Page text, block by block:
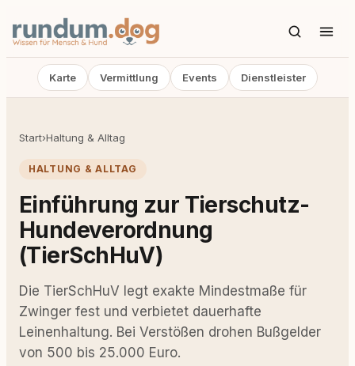
Karte Vermittlung Events Dienstleister
Start›Haltung & Alltag
HALTUNG & ALLTAG
Einführung zur Tierschutz-
Hundeverordnung
(TierSchHuV)
Die TierSchHuV legt exakte Mindestmaße für
Zwinger fest und verbietet dauerhafte
Leinenhaltung. Bei Verstößen drohen Bußgelder
von 500 bis 25.000 Euro.